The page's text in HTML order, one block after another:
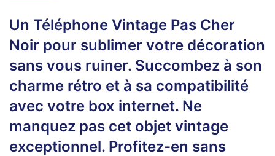
Un Téléphone Vintage Pas Cher
Noir pour sublimer votre décoration
sans vous ruiner. Succombez à son
charme rétro et à sa compatibilité
avec votre box internet. Ne
manquez pas cet objet vintage
exceptionnel. Profitez-en sans